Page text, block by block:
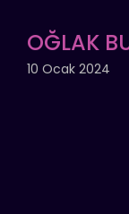
OĞLAK
10 Ocak 2024